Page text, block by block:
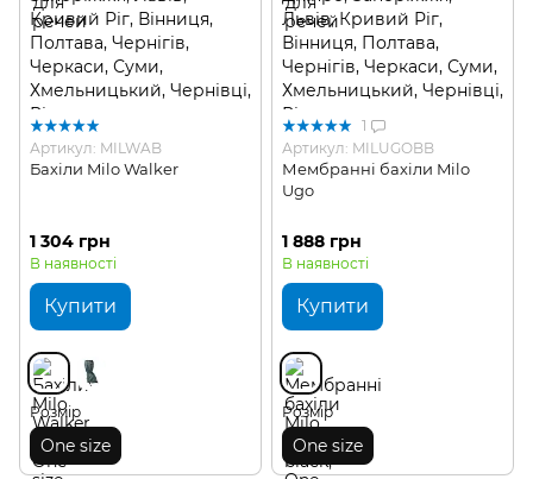
Артикул: MILWAB
Бахіли Milo Walker
1 304 грн
В наявності
Купити
Розмір
One size
1
Артикул: MILUGOBB
Мембранні бахіли Milo
Ugo
1 888 грн
В наявності
Купити
Розмір
One size